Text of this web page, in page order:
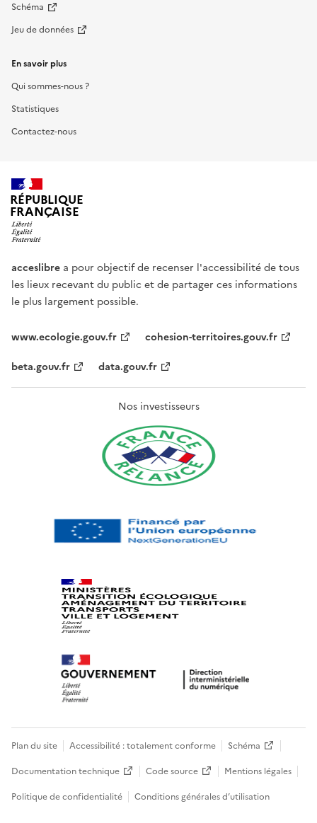
Schéma
Jeu de données
En savoir plus
Qui sommes-nous ?
Statistiques
Contactez-nous
RÉPUBLIQUE
FRANÇAISE
acceslibre a pour objectif de recenser l'accessibilité de tous
les lieux recevant du public et de partager ces informations
le plus largement possible.
www.ecologie.gouv.fr
cohesion-territoires.gouv.fr
beta.gouv.fr
data.gouv.fr
Nos investisseurs
Plan du site Accessibilité : totalement conforme
Schéma
Documentation technique
Code source
Mentions légales
Politique de confidentialité
Conditions générales d’utilisation